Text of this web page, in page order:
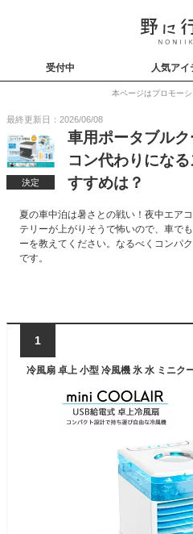
受付中 人気アイ
本ページはプロモー
最終更新日：2026/06/08
決定
車用ポータブル
コン代わりにな
すすめは？
夏の車中泊は暑さとの戦い！夜中エア
テリーが上がりそうで怖いので、車で
ーを教えてください。なるべくコンパ
です。
1